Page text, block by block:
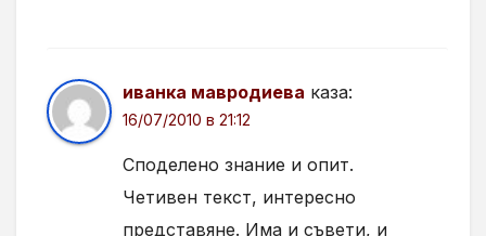
иванка мавродиева каза:
16/07/2010 в 21:12
Споделено знание и опит.
Четивен текст, интересно
представяне. Има и съвети, и